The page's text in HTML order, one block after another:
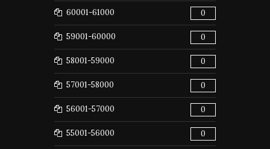
60001-61000 0
59001-60000 0
58001-59000 0
57001-58000 0
56001-57000 0
55001-56000 0